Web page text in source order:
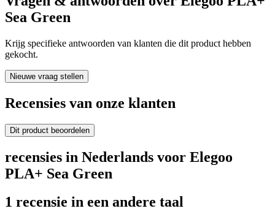
Sea Green
Krijg specifieke antwoorden van klanten die dit product hebben
gekocht.
Nieuwe vraag stellen
Recensies van onze klanten
Dit product beoordelen
recensies in Nederlands voor Elegoo
PLA+ Sea Green
1 recensie in een andere taal